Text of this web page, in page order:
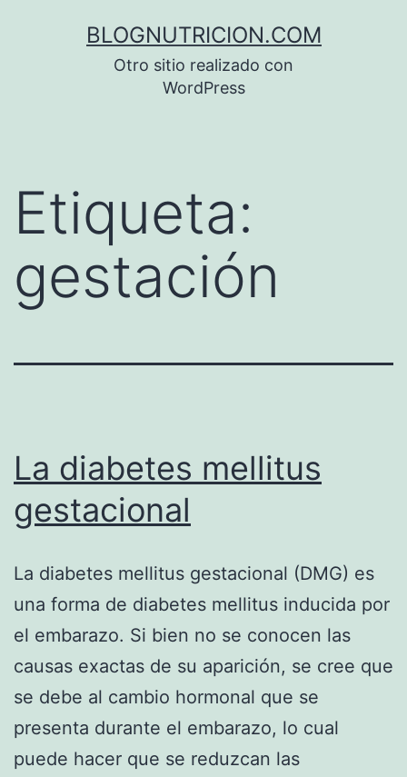
BLOGNUTRICION.COM
Otro sitio realizado con
WordPress
Etiqueta:
gestación
La diabetes mellitus
gestacional
La diabetes mellitus gestacional (DMG) es
una forma de diabetes mellitus inducida por
el embarazo. Si bien no se conocen las
causas exactas de su aparición, se cree que
se debe al cambio hormonal que se
presenta durante el embarazo, lo cual
puede hacer que se reduzcan las